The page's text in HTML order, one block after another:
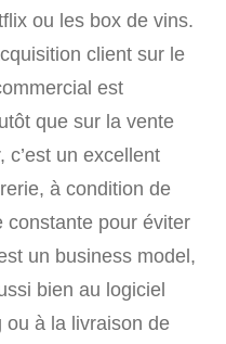
ou les box de vins.
client sur le
est
que sur la vente
c’est un excellent
à condition de
constante pour éviter
un business model,
bien au logiciel
ou à la livraison de